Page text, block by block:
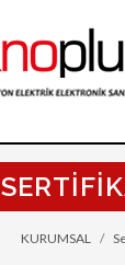
KURUMSAL